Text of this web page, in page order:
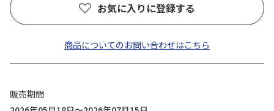
お気に入りに登録する
商品についてのお問い合わせはこちら
販売期間